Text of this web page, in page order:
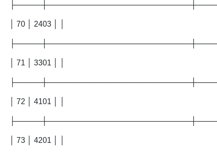
│ 70 │ 2403 │ │
│ 71 │ 3301 │ │
│ 72 │ 4101 │ │
│ 73 │ 4201 │ │